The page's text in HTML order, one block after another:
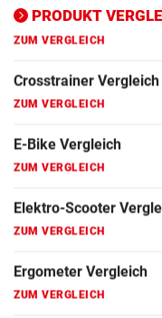
PRODUKT
Ergometer Vergleich
ZUM VERGLEICH
Fahrrad Test
ZUM VERGLEICH
Fahrradanhänger
ZUM VERGLEICH
Faszienrolle Vergleich
ZUM VERGLEICH
Hoverboard Vergleich
ZUM VERGLEICH